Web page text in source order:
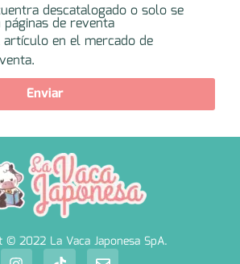
descatalogado o solo se
de reventa
en el mercado de
Enviar
© 2022 La Vaca Japonesa SpA.